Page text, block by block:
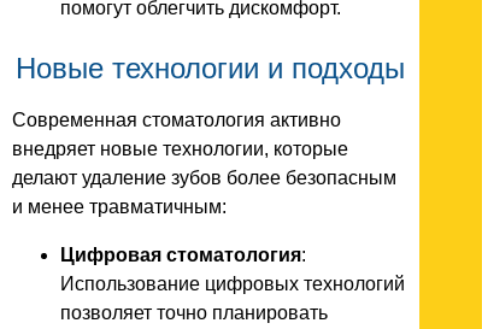
помогут облегчить дискомфорт.
Новые технологии и подходы
Современная стоматология активно
внедряет новые технологии, которые
делают удаление зубов более безопасным
и менее травматичным:
Цифровая стоматология:
Использование цифровых технологий
позволяет точно планировать